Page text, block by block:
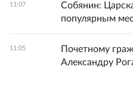
11:07
Собянин:
популярным
11:05
Почетному
Александру